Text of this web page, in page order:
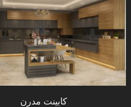
کابینت مدرن